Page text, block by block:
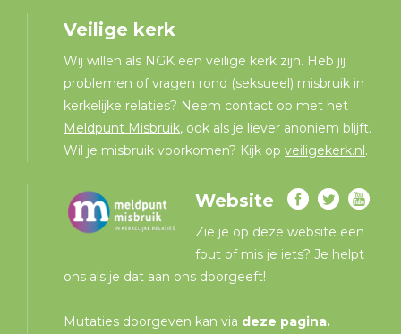
Veilige kerk
Wij willen als NGK een veilige kerk zijn. Heb jij
problemen of vragen rond (seksueel) misbruik in
kerkelijke relaties? Neem contact op met het
Meldpunt Misbruik, ook als je liever anoniem blijft.
Wil je misbruik voorkomen? Kijk opveiligekerk.nl.
Website
Zie je op deze website een
fout of mis je iets? Je helpt
ons als je dat aan ons doorgeeft!
Mutaties doorgeven kan via deze pagina.